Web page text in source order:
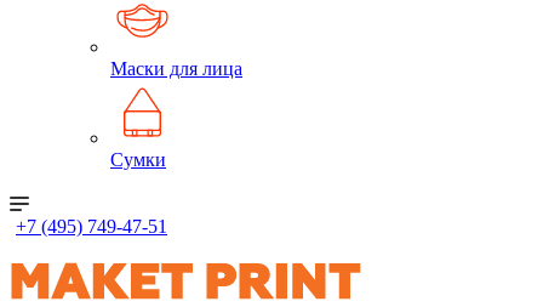
Маски для лица
Сумки
+7 (495) 749-47-51